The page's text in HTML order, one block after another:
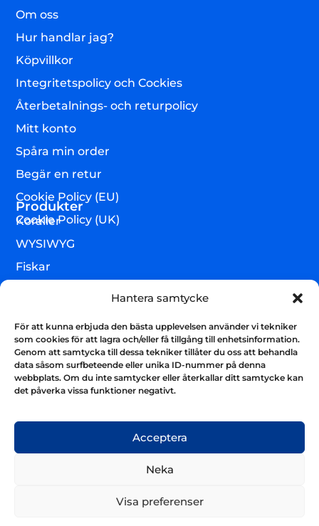
Hantera samtycke
För att kunna erbjuda den bästa upplevelsen använder vi tekniker
som cookies för att lagra och/eller få tillgång till enhetsinformation.
Genom att samtycka till dessa tekniker tillåter du oss att behandla
data såsom surfbeteende eller unika ID-nummer på denna
webbplats. Om du inte samtycker eller återkallar ditt samtycke kan
det påverka vissa funktioner negativt.
Acceptera
Neka
Visa preferenser
Om oss
Hur handlar jag?
Köpvillkor
Integritetspolicy och Cockies
Återbetalnings- och returpolicy
Mitt konto
Spåra min order
Begär en retur
Cookie Policy (EU)
Cookie Policy (UK)
Produkter
Koraller
WYSIWYG
Fiskar
Teknik & utrustning
Varumärken
Akvarium & sump
Nyhetsbrev